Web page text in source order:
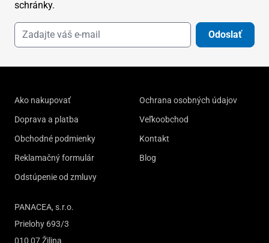
schránky.
Odoslať
Ako nakupovať
Doprava a platba
Obchodné podmienky
Reklamačný formulár
Odstúpenie od zmluvy
Ochrana osobných údajov
Veľkoobchod
Kontakt
Blog
PANACEA, s.r.o.
Prielohy 693/3
010 07 Žilina